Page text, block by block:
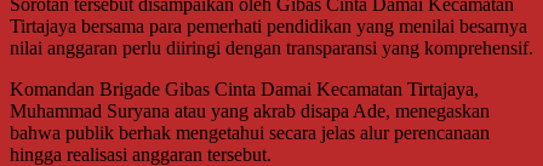
Tirtajaya bersama para pemerhati pendidikan yang menilai besarnya
nilai anggaran perlu diiringi dengan transparansi yang komprehensif.
Komandan Brigade Gibas Cinta Damai Kecamatan Tirtajaya,
Muhammad Suryana atau yang akrab disapa Ade, menegaskan
bahwa publik berhak mengetahui secara jelas alur perencanaan
hingga realisasi anggaran tersebut.